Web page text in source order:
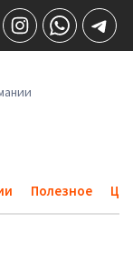
Полезное